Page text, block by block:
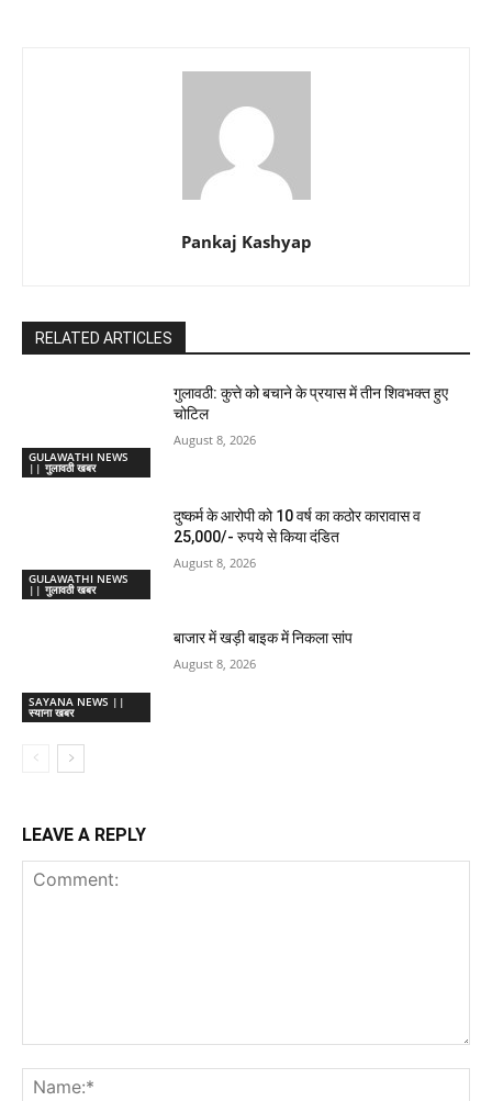
Pankaj Kashyap
RELATED ARTICLES
GULAWATHI NEWS
|| गुलावठी खबर
गुलावठी: कुत्ते को बचाने के प्रयास में तीन शिवभक्त हुए
चोटिल
August 8, 2026
GULAWATHI NEWS
|| गुलावठी खबर
दुष्कर्म के आरोपी को 10 वर्ष का कठोर कारावास व
25,000/- रुपये से किया दंडित
August 8, 2026
SAYANA NEWS ||
स्याना खबर
बाजार में खड़ी बाइक में निकला सांप
August 8, 2026
LEAVE A REPLY